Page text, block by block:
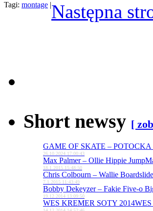
Tagi: montage |Następna
Short newsy [
GAME OF SKATE – POTOCKA
26.10.2024 17:00:43
Max Palmer – Ollie Hippie Jump
18.1.2015 15:48:50
Chris Colbourn – Wallie
7.1.2015 11:43:49
Bobby Dekeyzer – Fakie Five-o
19.12.2014 13:09:50
WES KREMER SOTY 2014